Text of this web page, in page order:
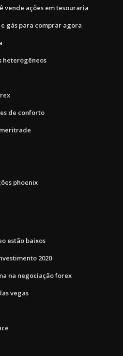
vende ações em tesouraria
gás para comprar agora
heterogêneos
de conforto
phoenix
estão baixos
2020
na negociação forex
vegas